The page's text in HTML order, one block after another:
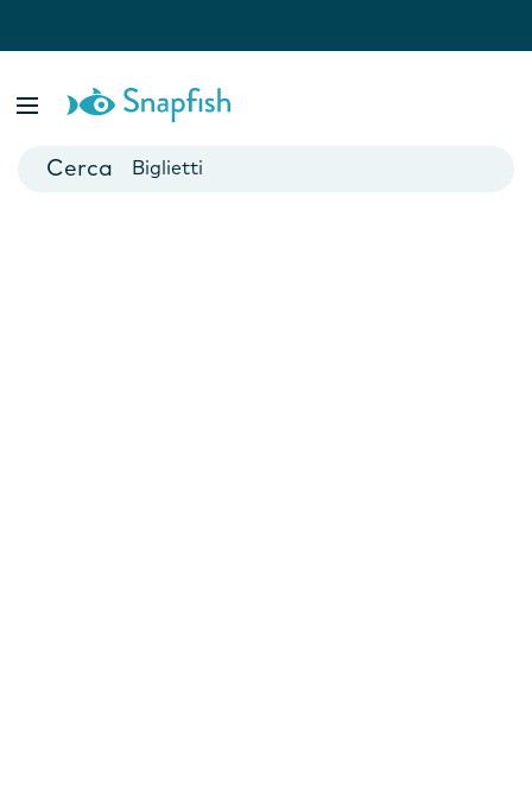
Poster
Biglietti